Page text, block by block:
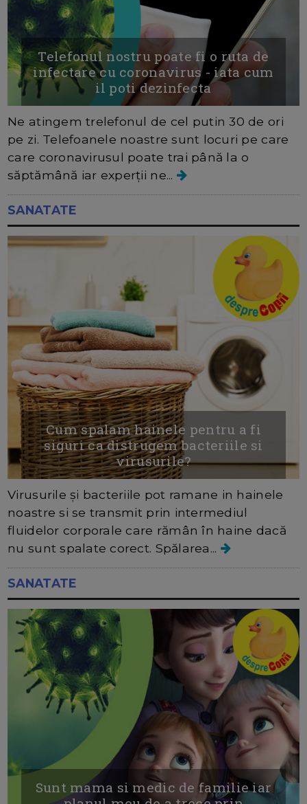
Telefonul nostru poate fi o ruta de
infectare cu coronavirus - iata cum
il poti dezinfecta
Ne atingem trelefonul de cel putin 30 de ori
pe zi. Telefoanele noastre sunt locuri pe care
care coronavirusul poate trai până la o
săptămână iar experții ne...
SANATATE
Cum spalam hainele pentru a fi
siguri ca distrugem bacteriile si
virusurile?
Virusurile şi bacteriile pot ramane in hainele
noastre si se transmit prin intermediul
fluidelor corporale care rămân în haine dacă
nu sunt spalate corect. Spălarea...
SANATATE
Sunt mama si medic de familie iar